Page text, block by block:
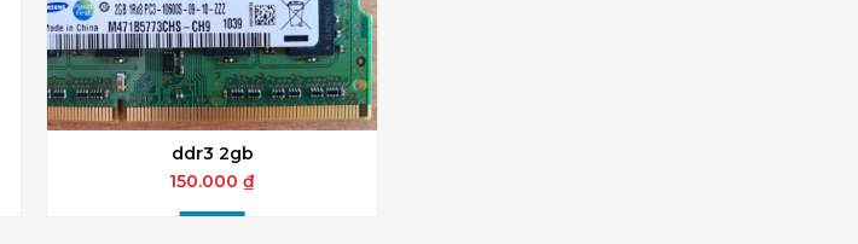
ddr3 2gb
150.000 ₫